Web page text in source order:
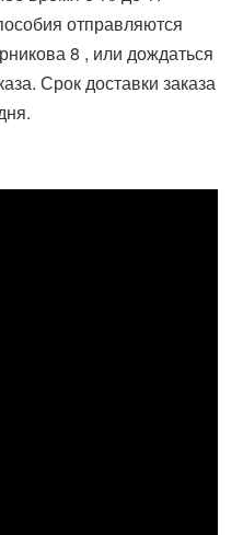
отправляются
8 , или дождаться
Срок доставки заказа